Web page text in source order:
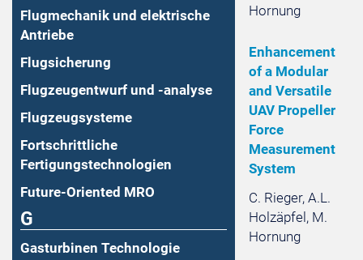
Flugmechanik und elektrische
Antriebe
Flugsicherung
Flugzeugentwurf und -analyse
Flugzeugsysteme
Fortschrittliche
Fertigungstechnologien
Future-Oriented MRO
G
Gasturbinen Technologie
Hornung
Enhancement
of a Modular
and Versatile
UAV Propeller
Force
Measurement
System
C. Rieger, A.L.
Holzäpfel, M.
Hornung